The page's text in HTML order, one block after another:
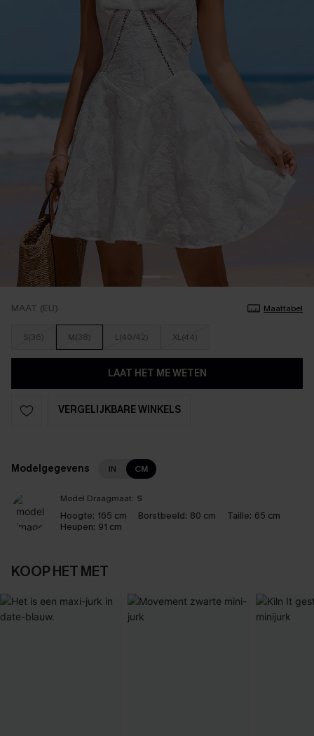
MAAT (EU) Maattabel
S(36) M(38) L(40/42) XL(44)
LAAT HET ME WETEN
VERGELIJKBARE WINKELS
Modelgegevens IN CM
Model Draagmaat: S
Hoogte: 165 cm Borstbeeld: 80 cm Taille: 65 cm
Heupen: 91 cm
KOOP HET MET